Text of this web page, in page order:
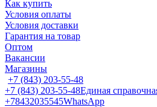
Как купить
Условия оплаты
Условия доставки
Гарантия на товар
Оптом
Вакансии
Магазины
+7 (843) 203-55-48
+7 (843) 203-55-48Единая
+78432035545WhatsApp